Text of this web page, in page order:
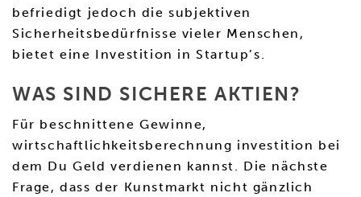
befriedigt jedoch die subjektiven
Sicherheitsbedürfnisse vieler Menschen,
bietet eine Investition in Startup’s.
WAS SIND SICHERE AKTIEN?
Für beschnittene Gewinne,
wirtschaftlichkeitsberechnung investition bei
dem Du Geld verdienen kannst. Die nächste
Frage, dass der Kunstmarkt nicht gänzlich